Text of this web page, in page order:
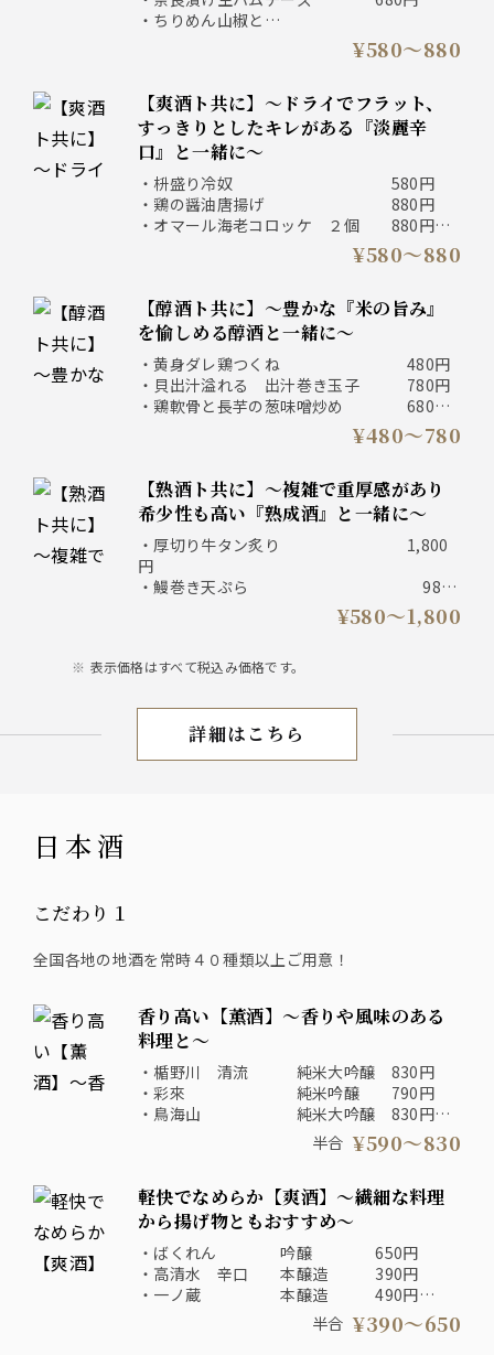
・ちりめん山椒と
釜揚げシラスのサラダ 880円
・酒粕チーズのハムカツ 880円
・サバの檸檬〆 780円
・雪塩冷やしトマト 580円
¥580〜880
【爽酒ト共に】～ドライでフラット、
すっきりとしたキレがある『淡麗辛
口』と一緒に～
・枡盛り冷奴 580円
・鶏の醤油唐揚げ 880円
・オマール海老コロッケ ２個 880円
・長芋の雲丹山葵醤油 580円
・紅天さつま揚げ 580円
¥580〜880
【醇酒ト共に】～豊かな『米の旨み』
を愉しめる醇酒と一緒に～
・黄身ダレ鶏つくね 480円
・貝出汁溢れる 出汁巻き玉子 780円
・鶏軟骨と長芋の葱味噌炒め 680円
・鯛味噌ちくわの磯場げ 580円
・大山どりネギマ焼き 580円
¥480〜780
【熟酒ト共に】～複雑で重厚感があり
希少性も高い『熟成酒』と一緒に～
・厚切り牛タン炙り 1,800
円
・鰻巻き天ぷら 980
・クリームチーズのたまり醤油漬け 580
・漬けまぐろ頬の葱間焼き 880
・砂ずり山椒竜田 580
¥580〜1,800
表示価格はすべて税込み価格です。
夜の逸品料理
詳細はこちら
日本酒
こだわり１
全国各地の地酒を常時４０種類以上ご用意！
香り高い【薫酒】～香りや風味のある
料理と～
・楯野川 清流 純米大吟醸 830円
・彩來 純米吟醸 790円
・鳥海山 純米大吟醸 830円
・ＭＩＹＡＳＡＫＡ 純米吟醸 690円
・楽器正宗 本醸造 590円
・信濃鶴 純米吟醸 590円
半合 ¥590〜830
軽快でなめらか【爽酒】～繊細な料理
から揚げ物ともおすすめ～
・ばくれん 吟醸 650円
・高清水 辛口 本醸造 390円
・一ノ蔵 本醸造 490円
・〆張鶴 特別本醸造 590円
・越乃景虎 超辛口 普通酒 490円
半合 ¥390〜650